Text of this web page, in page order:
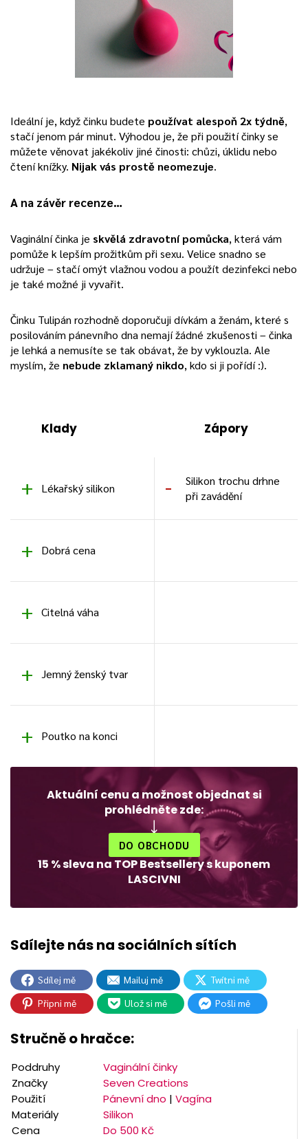
Ideální je, když činku budete používat alespoň 2x týdně,
stačí jenom pár minut. Výhodou je, že při použití činky se
můžete věnovat jakékoliv jiné činosti: chůzi, úklidu nebo
čtení knížky. Nijak vás prostě neomezuje.
A na závěr recenze…
Vaginální činka je skvělá zdravotní pomůcka, která vám
pomůže k lepším prožitkům při sexu. Velice snadno se
udržuje – stačí omýt vlažnou vodou a použít dezinfekci nebo
je také možné ji vyvařit.
Činku Tulipán rozhodně doporučuji dívkám a ženám, které s
posilováním pánevního dna nemají žádné zkušenosti – činka
je lehká a nemusíte se tak obávat, že by vyklouzla. Ale
myslím, že nebude zklamaný nikdo, kdo si ji pořídí :).
Klady Zápory
Lékařský silikon
Silikon trochu drhne
při zavádění
Dobrá cena
Citelná váha
Jemný ženský tvar
Poutko na konci
Aktuální cenu a možnost objednat si
prohlédněte zde:
DO OBCHODU
15 % sleva na TOP Bestsellery s kuponem
LASCIVNI
Sdílej mě Mailuj mě
Twítni mě
Připni mě
Ulož si mě Pošli mě
Stručně o hračce:
Poddruhy
Vaginální činky
Značky
Seven Creations
Použití
Pánevní dno | Vagína
Materiály
Silikon
Cena
Do 500 Kč